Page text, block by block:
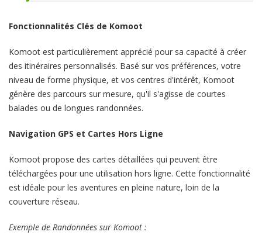
Fonctionnalités Clés de Komoot
Komoot est particulièrement apprécié pour sa capacité à créer
des itinéraires personnalisés. Basé sur vos préférences, votre
niveau de forme physique, et vos centres d'intérêt, Komoot
génère des parcours sur mesure, qu'il s'agisse de courtes
balades ou de longues randonnées.
Navigation GPS et Cartes Hors Ligne
Komoot propose des cartes détaillées qui peuvent être
téléchargées pour une utilisation hors ligne. Cette fonctionnalité
est idéale pour les aventures en pleine nature, loin de la
couverture réseau.
Exemple de Randonnées sur Komoot :